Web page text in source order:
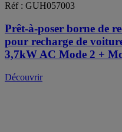
Réf : GUH057003
Prêt-à-poser borne de
pour recharge de
3,7kW AC Mode 2 +
Découvrir